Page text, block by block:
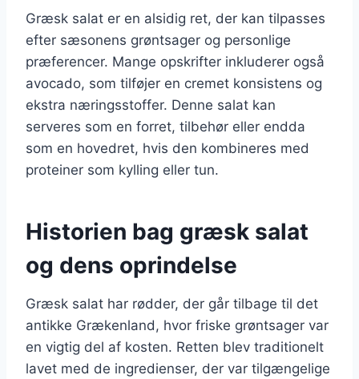
Græsk salat er en alsidig ret, der kan tilpasses
efter sæsonens grøntsager og personlige
præferencer. Mange opskrifter inkluderer også
avocado, som tilføjer en cremet konsistens og
ekstra næringsstoffer. Denne salat kan
serveres som en forret, tilbehør eller endda
som en hovedret, hvis den kombineres med
proteiner som kylling eller tun.
Historien bag græsk salat
og dens oprindelse
Græsk salat har rødder, der går tilbage til det
antikke Grækenland, hvor friske grøntsager var
en vigtig del af kosten. Retten blev traditionelt
lavet med de ingredienser, der var tilgængelige